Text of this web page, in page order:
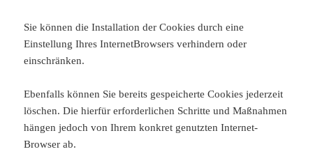
Sie können die Installation der Cookies durch eine
Einstellung Ihres InternetBrowsers verhindern oder
einschränken.
Ebenfalls können Sie bereits gespeicherte Cookies jederzeit
löschen. Die hierfür erforderlichen Schritte und Maßnahmen
hängen jedoch von Ihrem konkret genutzten Internet-
Browser ab.